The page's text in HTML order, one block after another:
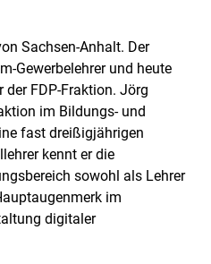
Sachsen-Anhalt. Der
Gewerbelehrer und heute
FDP-Fraktion. Jörg
im Bildungs- und
fast dreißigjährigen
kennt er die
sowohl als Lehrer
im
digitaler